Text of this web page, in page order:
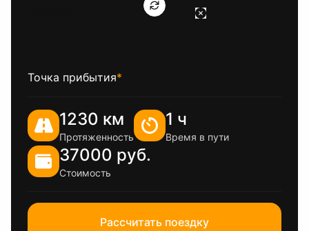
Точка прибытия*
1230 км
Протяженность
1 ч
Время в пути
37000 руб.
Стоимость
Рассчитать поездку